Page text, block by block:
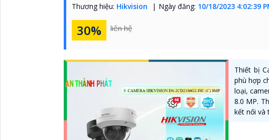
Thương hiệu: Hikvision Ngày đăng: 10/18/2023 4:02:39
30% liên hệ
Thiết bị
phù hợp
loại,
8.0 MP.
kết nối và